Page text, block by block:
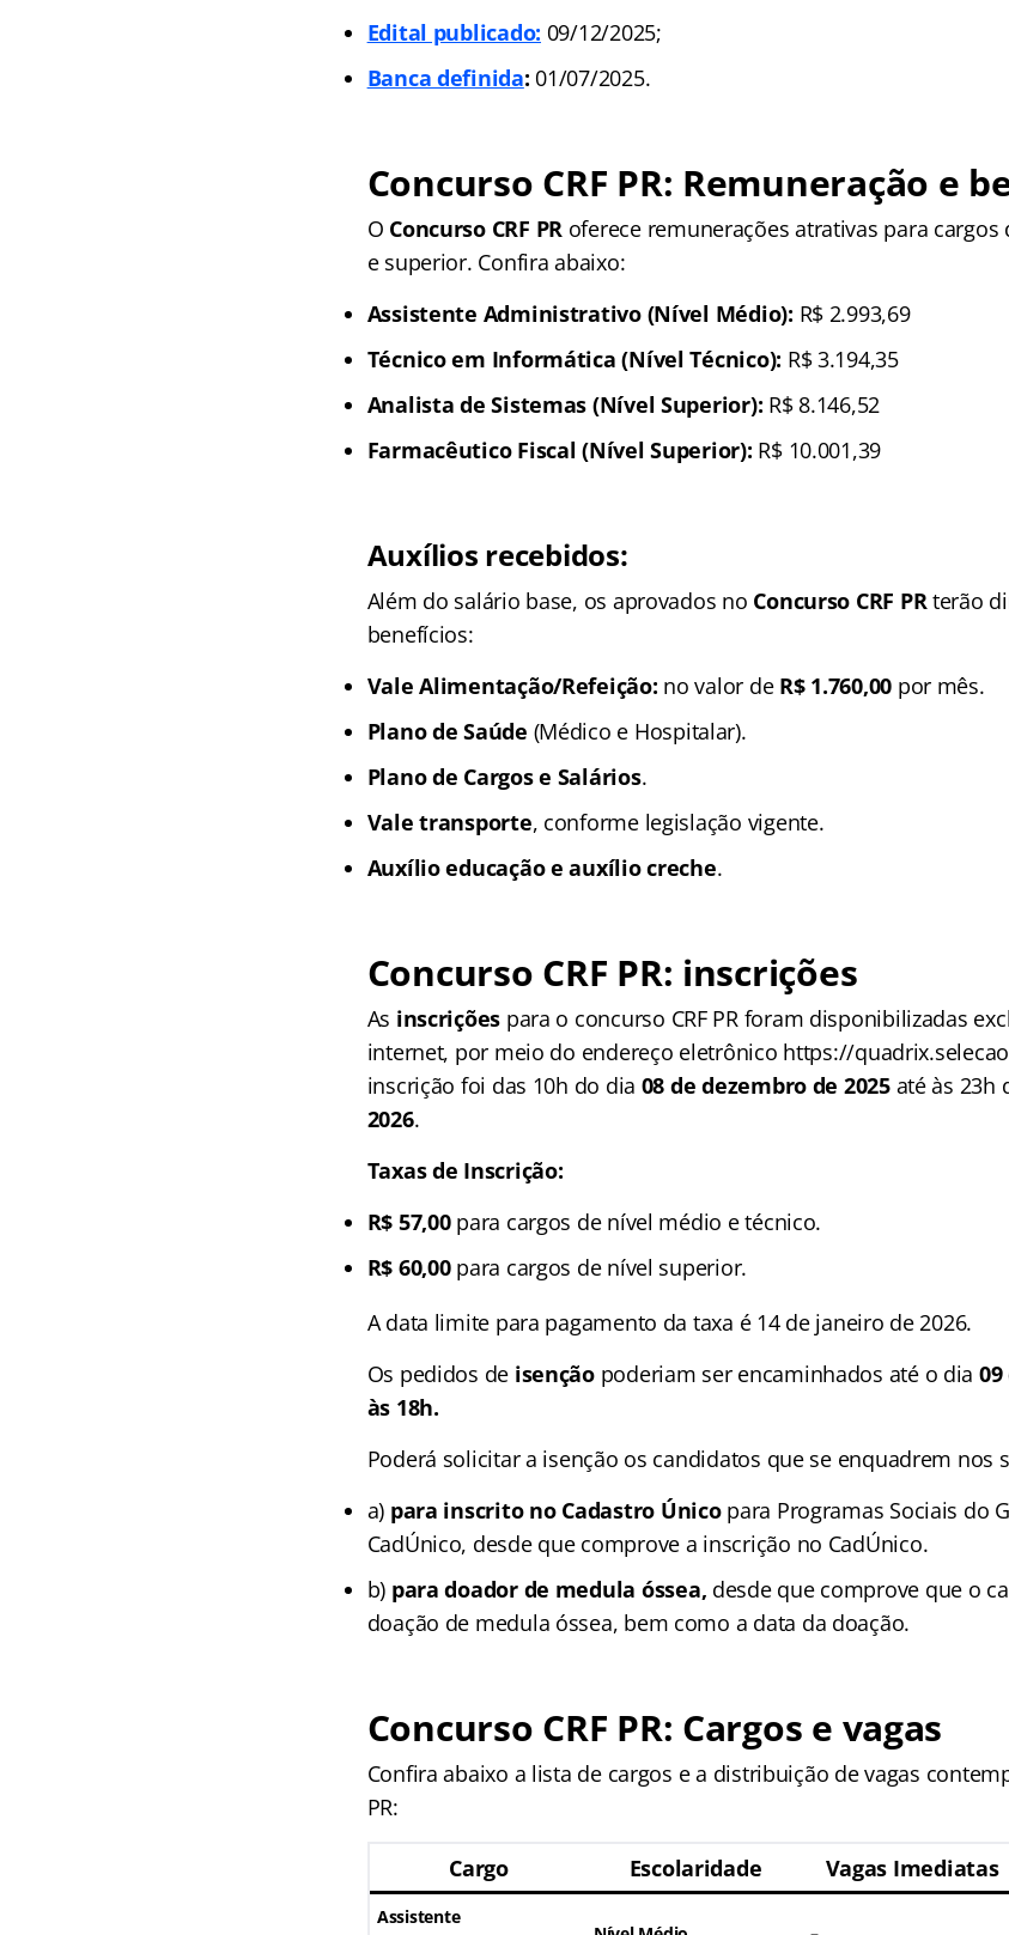
Edital publicado: 09/12/2025;
Banca definida: 01/07/2025.
Concurso CRF PR: Remuneração e
O Concurso CRF PR oferece remunerações atrativas para
e superior. Confira abaixo:
Assistente Administrativo (Nível Médio): R$ 2.993,69
Técnico em Informática (Nível Técnico): R$ 3.194,35
Analista de Sistemas (Nível Superior): R$ 8.146,52
Farmacêutico Fiscal (Nível Superior): R$ 10.001,39
Auxílios recebidos:
Além do salário base, os aprovados no Concurso CRF PRterão
benefícios:
Vale Alimentação/Refeição: no valor de R$ 1.760,00 por mês.
Plano de Saúde (Médico e Hospitalar).
Plano de Cargos e Salários.
Vale transporte, conforme legislação vigente.
Auxílio educação e auxílio creche.
Concurso CRF PR: inscrições
As inscrições para o concurso CRF PR foram disponibilizadas
internet, por meio do endereço eletrônico https://
inscrição foi das 10h do dia 08 de dezembro de 2025até às 23h
2026.
Taxas de Inscrição:
R$ 57,00para cargos de nível médio e técnico.
R$ 60,00para cargos de nível superior.
A data limite para pagamento da taxa é 14 de janeiro de 2026.
Os pedidos de isenção poderiam ser encaminhados até o dia
às 18h.
Poderá solicitar a isenção os candidatos que se enquadrem nos
a) para inscrito no Cadastro Únicopara Programas Sociais do
CadÚnico, desde que comprove a inscrição no CadÚnico.
b) para doador de medula óssea, desde que comprove que o
doação de medula óssea, bem como a data da doação.
Concurso CRF PR: Cargos e vagas
Confira abaixo a lista de cargos e a distribuição de vagas
PR:
Cargo Escolaridade Vagas Imediatas
Assistente